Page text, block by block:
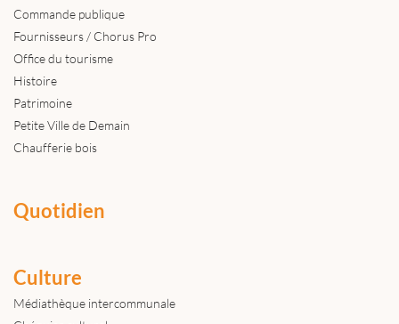
Commande publique
Fournisseurs / Chorus Pro
Office du tourisme
Histoire
Patrimoine
Petite Ville de Demain
Chaufferie bois
Quotidien
Culture
Médiathèque intercommunale